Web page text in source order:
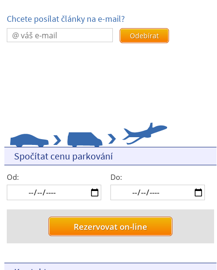
Chcete posílat články na e-mail?
Spočítat cenu parkování
Od: Do: